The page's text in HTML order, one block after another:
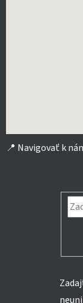
📍 Navigovať k